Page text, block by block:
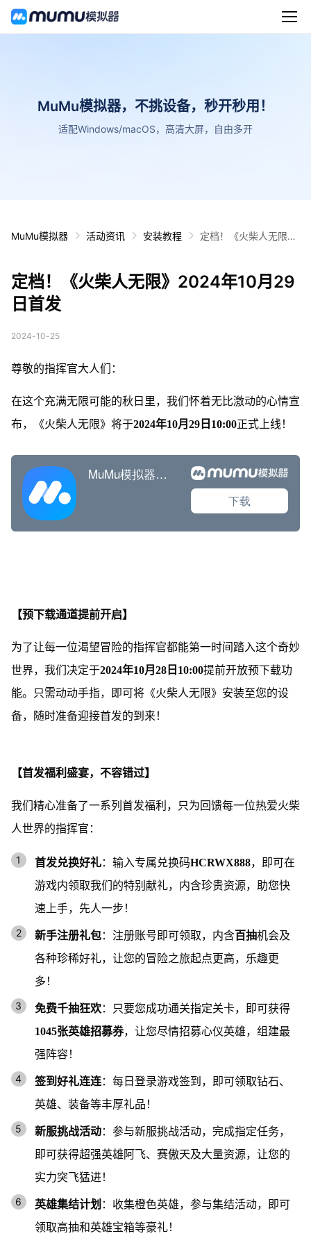
MuMu模拟器，不挑设备，秒开秒用！
适配Windows/macOS，高清大屏，自由多开
MuMu模拟器 活动资讯 安装教程
定档！《火柴人无限》
定档！《火柴人无限》2024年10月29
日首发
2024-10-25
尊敬的指挥官大人们：
在这个充满无限可能的秋日里，我们怀着无比激动的心情宣
布，《火柴人无限》将于2024年10月29日10:00正式上线！
【预下载通道提前开启】
为了让每一位渴望冒险的指挥官都能第一时间踏入这个奇妙
世界，我们决定于2024年10月28日10:00提前开放预下载功
能。只需动动手指，即可将《火柴人无限》安装至您的设
备，随时准备迎接首发的到来！
【首发福利盛宴，不容错过】
我们精心准备了一系列首发福利，只为回馈每一位热爱火柴
人世界的指挥官：
首发兑换好礼：输入专属兑换码HCRWX888，即可在
游戏内领取我们的特别献礼，内含珍贵资源，助您快
速上手，先人一步！
新手注册礼包：注册账号即可领取，内含百抽机会及
各种珍稀好礼，让您的冒险之旅起点更高，乐趣更
多！
免费千抽狂欢：只要您成功通关指定关卡，即可获得
1045张英雄招募券，让您尽情招募心仪英雄，组建最
强阵容！
签到好礼连连：每日登录游戏签到，即可领取钻石、
英雄、装备等丰厚礼品！
新服挑战活动：参与新服挑战活动，完成指定任务，
即可获得超强英雄阿飞、赛傲天及大量资源，让您的
实力突飞猛进！
英雄集结计划 ：收集橙色英雄，参与集结活动，即可
领取高抽和英雄宝箱等豪礼！